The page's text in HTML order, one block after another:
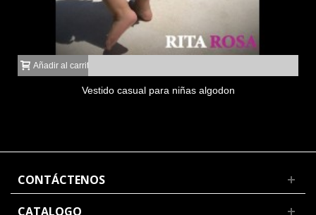
Añadir al carrito
Vestido casual para niñas algodon
CONTÁCTENOS
CATALOGO